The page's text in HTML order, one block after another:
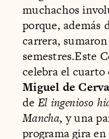
muchachos
porque, además
carrera,
semestres.Este
celebra el
Miguel de
de El ingenioso
Mancha, y una
programa gira